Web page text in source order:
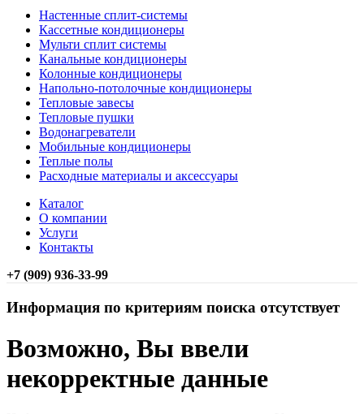
Настенные сплит-системы
Кассетные кондиционеры
Мульти сплит системы
Канальные кондиционеры
Колонные кондиционеры
Напольно-потолочные кондиционеры
Тепловые завесы
Тепловые пушки
Водонагреватели
Мобильные кондиционеры
Теплые полы
Расходные материалы и аксессуары
Каталог
О компании
Услуги
Контакты
+7 (909) 936-33-99
Информация по критериям поиска отсутствует
Возможно, Вы ввели
некорректные данные